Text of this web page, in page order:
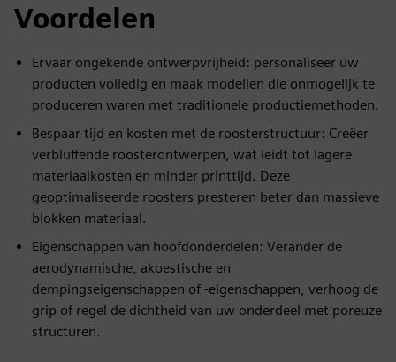
Voordelen
Ervaar ongekende ontwerpvrijheid: personaliseer uw
producten volledig en maak modellen die onmogelijk te
produceren waren met traditionele productiemethoden.
Bespaar tijd en kosten met de roosterstructuur: Creëer
verbluffende roosterontwerpen, wat leidt tot lagere
materiaalkosten en minder printtijd. Deze
geoptimaliseerde roosters presteren beter dan massieve
blokken materiaal.
Eigenschappen van hoofdonderdelen: Verander de
aerodynamische, akoestische en
dempingseigenschappen of -eigenschappen, verhoog de
grip of regel de dichtheid van uw onderdeel met poreuze
structuren.